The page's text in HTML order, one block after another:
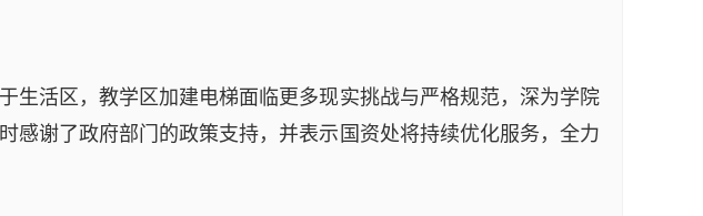
生活区，教学区加建电梯面临更多现实挑战与严格规范，深为学院
感谢了政府部门的政策支持，并表示国资处将持续优化服务，全力